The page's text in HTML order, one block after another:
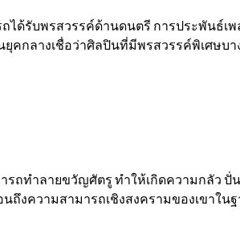
ได้รับพรสวรรค์ด้านดนตรี การประพันธ์เ
คกลางเชื่อว่าศิลปินที่มีพรสวรรค์พิเศษบ
ารถทำลายขวัญศัตรู ทำให้เกิดความกลัว
ถึงความสามารถเชิงสงครามของเขาใน